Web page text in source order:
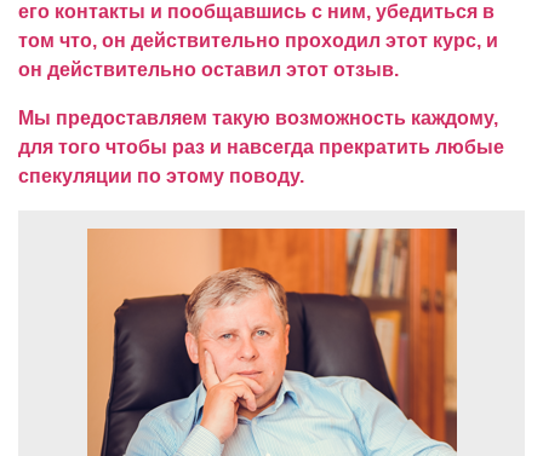
его контакты и пообщавшись с ним, убедиться в
том что, он действительно проходил этот курс, и
он действительно оставил этот отзыв.
Мы предоставляем такую возможность каждому,
для того чтобы раз и навсегда прекратить любые
спекуляции по этому поводу.